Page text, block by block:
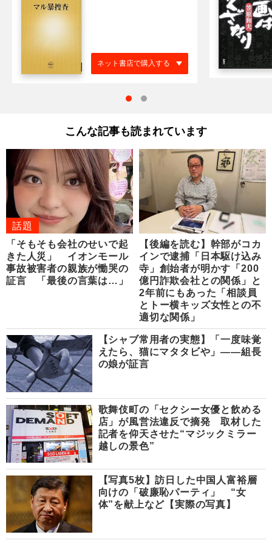
ネット書店で購入する
こんな記事も読まれています
話題
「そもそも会社のせいで起
きた人災」 イオンモール
事故被害者の親族が慟哭の
証言 「最後の言葉は…」
【後編を読む】幹部がコカ
インで逮捕「日本駆け込み
寺」創始者が明かす「200
億円詐欺会社との関係」と
2年前にもあった「相談員
とトー横キッズ女性との不
適切な関係」
【シャブ常用者の実態】「一度味覚
えたら、猫にマタタビや」――組長
の娘が証言
歌舞伎町の「セクシー女優と飲める
店」が風営法違反で摘発 取材した
記者を仰天させた“マジックミラー
越しの景色”
【写真5枚】訪日した中国人富裕層
向けの「破廉恥パーティ」 “女
体”を献上など【実際の写真】